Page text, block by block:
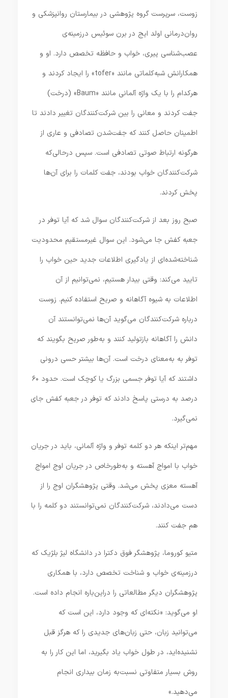
زوست، سرپرست گروه پژوهشی در بیمارستان روانپزشکی و
روان‌درمانی اولد ایج در برن سوئیس درزمینه‌ی
عصب‌شناسی پیری، خواب و حافظه تخصص دارد. او و
همکارانش شبه‌کلماتی مانند «tofer» را ایجاد کردند و
هرکدام را با یک واژه آلمانی مانند «Baum» (درخت)
جفت کردند و معانی را بین شرکت‌کنندگان تغییر دادند تا
اطمینان حاصل کنند که جفت‌شدن تصادفی و عاری از
هرگونه ارتباط صوتی تصادفی است. سپس درحالی‌که
شرکت‌کنندگان خواب بودند، جفت کلمات را برای آن‌ها
پخش کردند.
صبح روز بعد از شرکت‌کنندگان سوال شد که آیا توفر در
جعبه کفش جا می‌شود. این سوال غیرمستقیم محدودیت
شناخته‌شده‌ای از یادگیری اطلاعات جدید حین خواب را
تایید می‌کند: وقتی بیدار هستیم، نمی‌توانیم از آن
اطلاعات به شیوه آگاهانه و صریح استفاده کنیم. زوست
درباره شرکت‌کنندگان می‌گوید آن‌ها نمی‌توانستند آن
دانش را آگاهانه بازتولید کنند و به‌طور صریح بگویند که
توفر به به‌معنای درخت است. آن‌ها بیشتر حسی درونی
داشتند که آیا توفر جسمی بزرگ یا کوچک است. حدود ۶۰
درصد به درستی پاسخ دادند که توفر در جعبه کفش جای
نمی‌گیرد.
مهم‌تر اینکه هر دو کلمه توفر و واژه آلمانی، باید در جریان
خواب با امواج آهسته و به‌طورخاص در جریان اوج امواج
آهسته معزی پخش می‌شد. وقتی پژوهشگران اوج را از
دست می‌دادند، شرکت‌کنندگان نمی‌توانستند دو کلمه را با
هم جفت کنند.
متیو کوروما، پژوهشگر فوق دکترا در دانشگاه لیژ بلژیک که
درزمینه‌ی خواب و شناخت تخصص دارد، با همکاری
پژوهشگران دیگر مطالعاتی را در‌این‌باره انجام داده است.
او می‌گوید: «نکته‌ای که وجود دارد، این است که
می‌توانید زبان، حتی زبان‌های جدیدی را که هرگز قبل
نشنیده‌اید، در طول خواب یاد بگیرید، اما این کار را به
روش بسیار متفاوتی نسبت‌به زمان بیداری انجام
می‌دهید.»